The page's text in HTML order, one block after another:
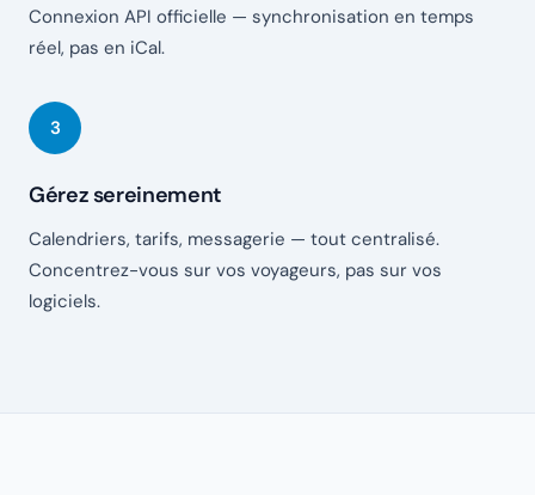
Connexion API officielle — synchronisation en temps
réel, pas en iCal.
Gérez sereinement
Calendriers, tarifs, messagerie — tout centralisé.
Concentrez-vous sur vos voyageurs, pas sur vos
logiciels.